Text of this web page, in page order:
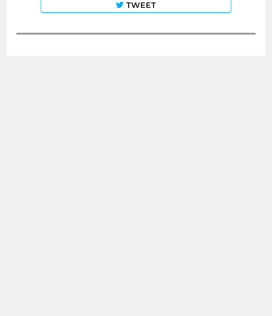
TWEET